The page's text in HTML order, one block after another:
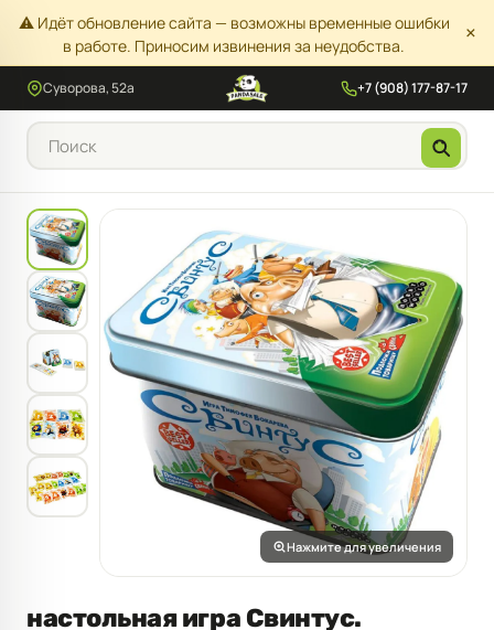
⚠️ Идёт обновление сайта — возможны временные ошибки
в работе. Приносим извинения за неудобства.
×
Суворова, 52а +7 (908) 177-87-17
Нажмите для увеличения
настольная игра Свинтус.